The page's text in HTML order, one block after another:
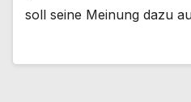
soll seine Meinung dazu